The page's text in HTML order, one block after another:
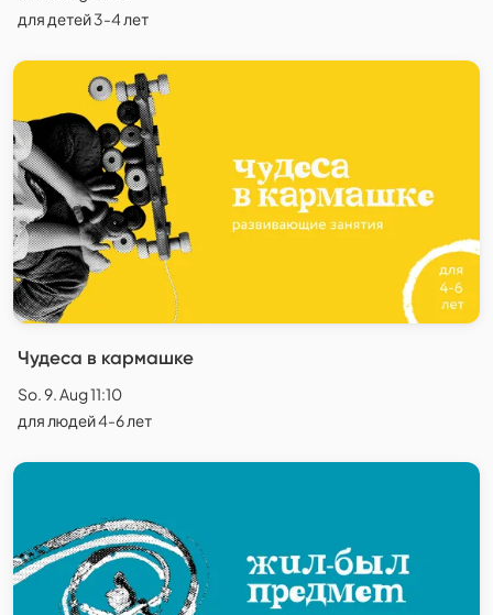
для детей 3-4 лет
Чудеса в кармашке
So. 9. Aug 11:10
для людей 4-6 лет